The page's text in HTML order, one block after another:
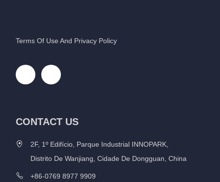
Terms Of Use And Privacy Policy
CONTACT US
2F, 1º Edifício, Parque Industrial INNOPARK,
Distrito De Wanjiang, Cidade De Dongguan, China
+86-0769 8977 9909